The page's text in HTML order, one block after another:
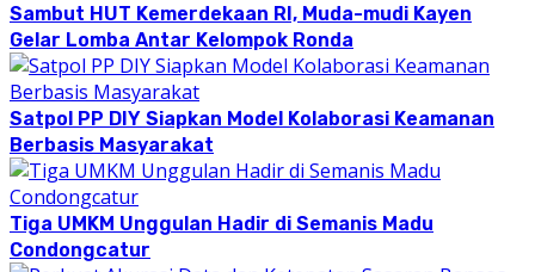
Sambut HUT Kemerdekaan RI, Muda-mudi Kayen
Gelar Lomba Antar Kelompok Ronda
Satpol PP DIY Siapkan Model Kolaborasi Keamanan
Berbasis Masyarakat
Tiga UMKM Unggulan Hadir di Semanis Madu
Condongcatur